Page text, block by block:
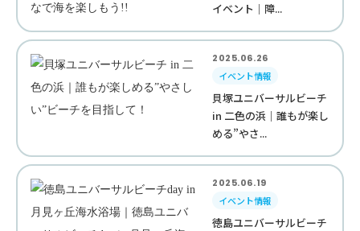
イベント｜障...
2025.06.26
イベント情報
貝塚ユニバーサルビーチ
in 二色の浜｜誰もが楽し
める”やさ...
2025.06.19
イベント情報
徳島ユニバーサルビーチ